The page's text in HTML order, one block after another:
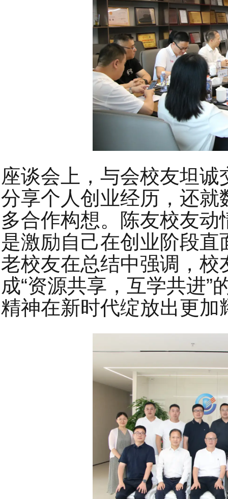
座谈会上，与会校友坦
分享个人创业经历，还
多合作构想。陈友校友动
是激励自己在创业阶段
老校友在总结中强调，
成“资源共享，互学共进”
精神在新时代绽放出更加